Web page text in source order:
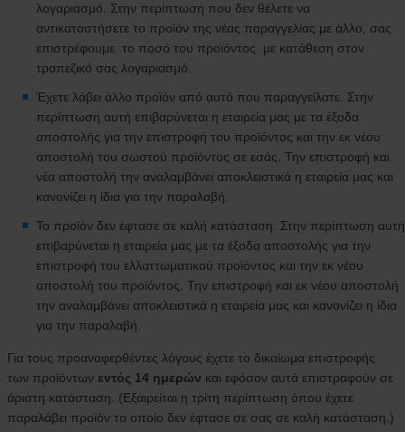
λογαριασμό. Στην περίπτωση που δεν θέλετε να
αντικαταστήσετε το προϊόν της νέας παραγγελίας με άλλο, σας
επιστρέφουμε το ποσό του προϊόντος με κατάθεση στον
τραπεζικό σας λογαριασμό.
Έχετε λάβει άλλο προϊόν από αυτό που παραγγείλατε. Στην
περίπτωση αυτή επιβαρύνεται η εταιρεία μας με τα έξοδα
αποστολής για την επιστροφή του προϊόντος και την εκ νέου
αποστολή του σωστού προϊόντος σε εσάς. Την επιστροφή και
νέα αποστολή την αναλαμβάνει αποκλειστικά η εταιρεία μας και
κανονίζει η ίδια για την παραλαβή.
Το προϊόν δεν έφτασε σε καλή κατάσταση. Στην περίπτωση αυτή
επιβαρύνεται η εταιρεία μας με τα έξοδα αποστολής για την
επιστροφή του ελλαττωματικού προϊόντος και την εκ νέου
αποστολή του προϊόντος. Την επιστροφή και εκ νέου αποστολή
την αναλαμβάνει αποκλειστικά η εταιρεία μας και κανονίζει η ίδια
για την παραλαβή.
Για τους προαναφερθέντες λόγους έχετε το δικαίωμα επιστροφής
των προϊόντων εντός 14 ημερών και εφόσον αυτά επιστραφούν σε
άριστη κατάσταση. (Εξαιρείται η τρίτη περίπτωση όπου έχετε
παραλάβει προϊόν το οποίο δεν έφτασε σε σας σε καλή κατάσταση.)